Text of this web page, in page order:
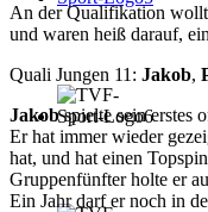
An der Qualifikation
und waren heiß darauf,
Quali Jungen 11: Jakob,
Jakobspielte sein erstes
Er hat immer wieder
hat, und hat einen
Gruppenfünfter holte er
Ein Jahr darf er noch in